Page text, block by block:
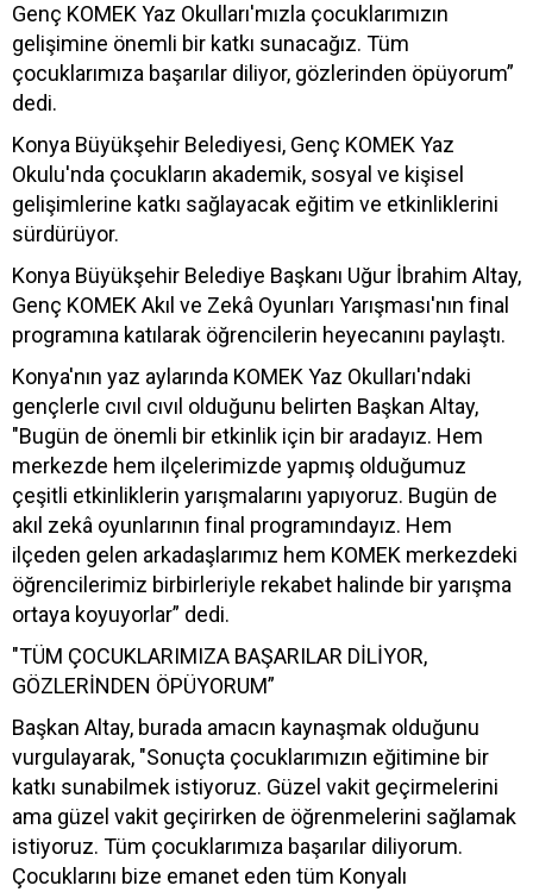
Genç KOMEK Yaz Okulları'mızla çocuklarımızın
gelişimine önemli bir katkı sunacağız. Tüm
çocuklarımıza başarılar diliyor, gözlerinden öpüyorum”
dedi.
Konya Büyükşehir Belediyesi, Genç KOMEK Yaz
Okulu'nda çocukların akademik, sosyal ve kişisel
gelişimlerine katkı sağlayacak eğitim ve etkinliklerini
sürdürüyor.
Konya Büyükşehir Belediye Başkanı Uğur İbrahim Altay,
Genç KOMEK Akıl ve Zekâ Oyunları Yarışması'nın final
programına katılarak öğrencilerin heyecanını paylaştı.
Konya'nın yaz aylarında KOMEK Yaz Okulları'ndaki
gençlerle cıvıl cıvıl olduğunu belirten Başkan Altay,
"Bugün de önemli bir etkinlik için bir aradayız. Hem
merkezde hem ilçelerimizde yapmış olduğumuz
çeşitli etkinliklerin yarışmalarını yapıyoruz. Bugün de
akıl zekâ oyunlarının final programındayız. Hem
ilçeden gelen arkadaşlarımız hem KOMEK merkezdeki
öğrencilerimiz birbirleriyle rekabet halinde bir yarışma
ortaya koyuyorlar” dedi.
"TÜM ÇOCUKLARIMIZA BAŞARILAR DİLİYOR,
GÖZLERİNDEN ÖPÜYORUM”
Başkan Altay, burada amacın kaynaşmak olduğunu
vurgulayarak, "Sonuçta çocuklarımızın eğitimine bir
katkı sunabilmek istiyoruz. Güzel vakit geçirmelerini
ama güzel vakit geçirirken de öğrenmelerini sağlamak
istiyoruz. Tüm çocuklarımıza başarılar diliyorum.
Çocuklarını bize emanet eden tüm Konyalı